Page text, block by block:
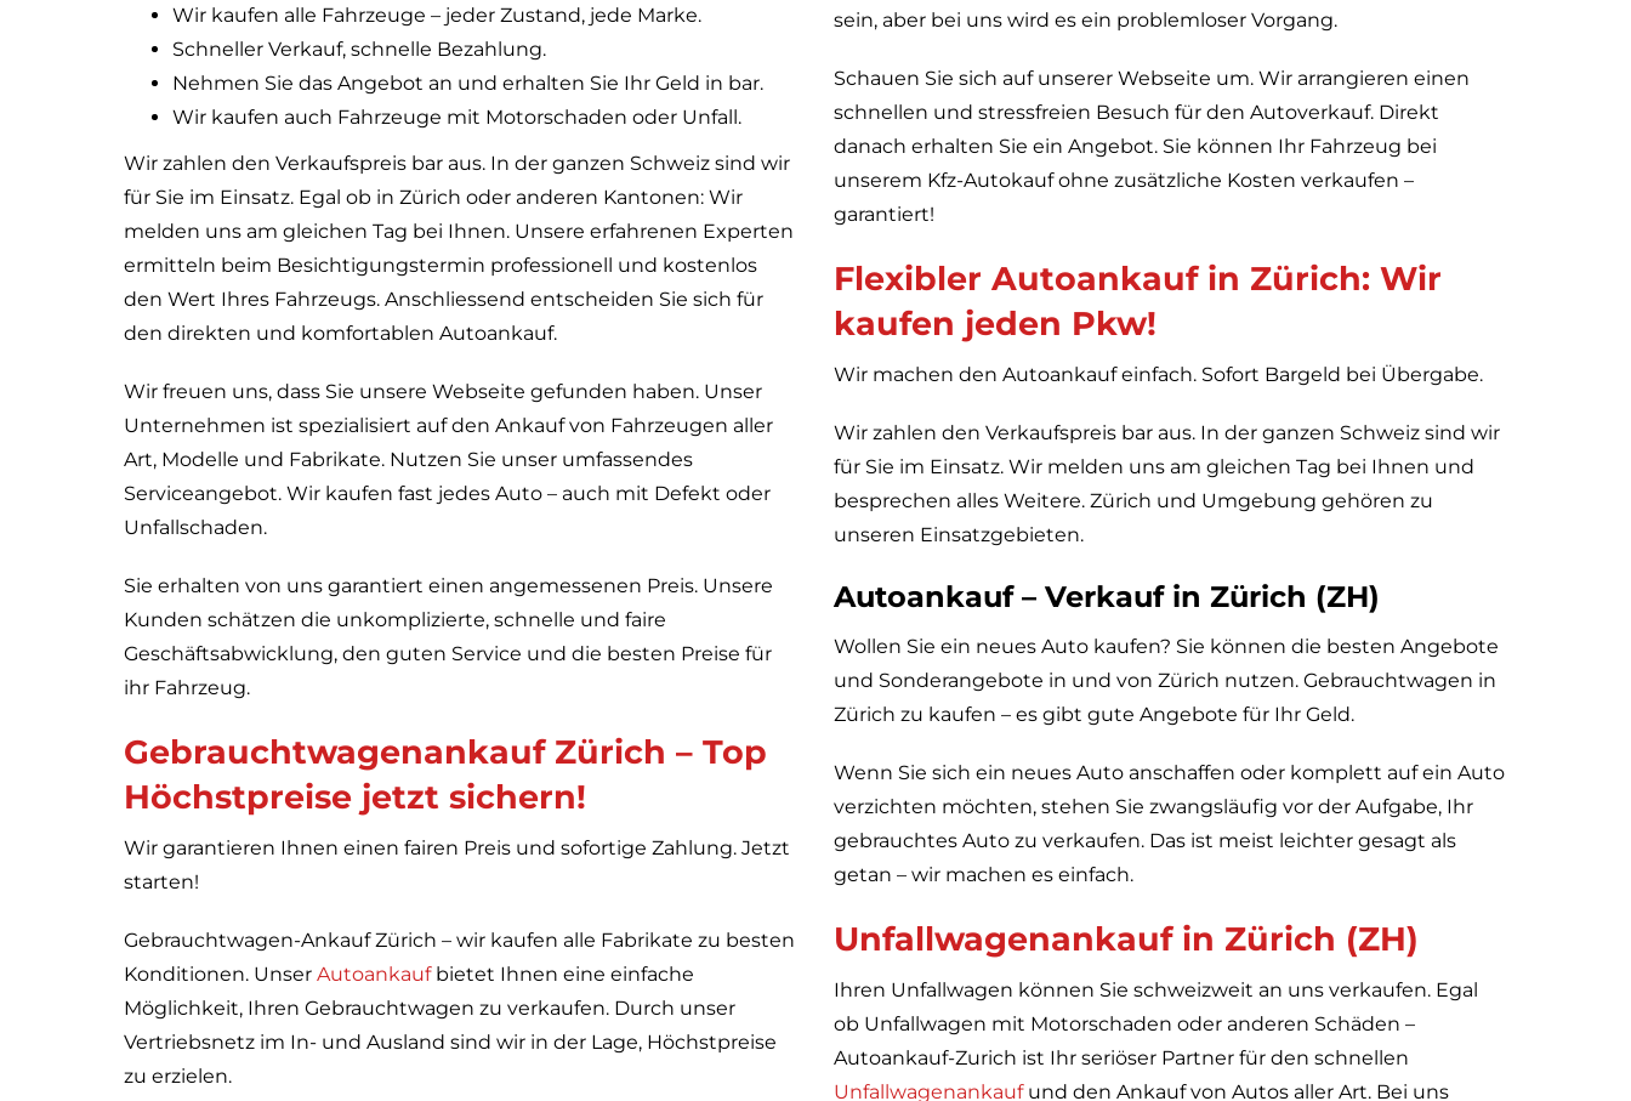
Wir kaufen alle Fahrzeuge – jeder Zustand, jede Marke.
Schneller Verkauf, schnelle Bezahlung.
Nehmen Sie das Angebot an und erhalten Sie Ihr Geld in bar.
Wir kaufen auch Fahrzeuge mit Motorschaden oder Unfall.
Wir zahlen den Verkaufspreis bar aus. In der ganzen Schweiz sind wir
für Sie im Einsatz. Egal ob in Zürich oder anderen Kantonen: Wir
melden uns am gleichen Tag bei Ihnen. Unsere erfahrenen Experten
ermitteln beim Besichtigungstermin professionell und kostenlos
den Wert Ihres Fahrzeugs. Anschliessend entscheiden Sie sich für
den direkten und komfortablen Autoankauf.
Wir freuen uns, dass Sie unsere Webseite gefunden haben. Unser
Unternehmen ist spezialisiert auf den Ankauf von Fahrzeugen aller
Art, Modelle und Fabrikate. Nutzen Sie unser umfassendes
Serviceangebot. Wir kaufen fast jedes Auto – auch mit Defekt oder
Unfallschaden.
Sie erhalten von uns garantiert einen angemessenen Preis. Unsere
Kunden schätzen die unkomplizierte, schnelle und faire
Geschäftsabwicklung, den guten Service und die besten Preise für
ihr Fahrzeug.
Gebrauchtwagenankauf Zürich – Top
Höchstpreise jetzt sichern!
Wir garantieren Ihnen einen fairen Preis und sofortige Zahlung. Jetzt
starten!
Gebrauchtwagen-Ankauf Zürich – wir kaufen alle Fabrikate zu besten
Konditionen. Unser Autoankaufbietet Ihnen eine einfache
Möglichkeit, Ihren Gebrauchtwagen zu verkaufen. Durch unser
Vertriebsnetz im In- und Ausland sind wir in der Lage, Höchstpreise
zu erzielen.
sein, aber bei uns wird es ein problemloser Vorgang.
Schauen Sie sich auf unserer Webseite um. Wir arrangieren einen
schnellen und stressfreien Besuch für den Autoverkauf. Direkt
danach erhalten Sie ein Angebot. Sie können Ihr Fahrzeug bei
unserem Kfz-Autokauf ohne zusätzliche Kosten verkaufen –
garantiert!
Flexibler Autoankauf in Zürich: Wir
kaufen jeden Pkw!
Wir machen den Autoankauf einfach. Sofort Bargeld bei Übergabe.
Wir zahlen den Verkaufspreis bar aus. In der ganzen Schweiz sind wir
für Sie im Einsatz. Wir melden uns am gleichen Tag bei Ihnen und
besprechen alles Weitere. Zürich und Umgebung gehören zu
unseren Einsatzgebieten.
Autoankauf – Verkauf in Zürich (ZH)
Wollen Sie ein neues Auto kaufen? Sie können die besten Angebote
und Sonderangebote in und von Zürich nutzen. Gebrauchtwagen in
Zürich zu kaufen – es gibt gute Angebote für Ihr Geld.
Wenn Sie sich ein neues Auto anschaffen oder komplett auf ein Auto
verzichten möchten, stehen Sie zwangsläufig vor der Aufgabe, Ihr
gebrauchtes Auto zu verkaufen. Das ist meist leichter gesagt als
getan – wir machen es einfach.
Unfallwagenankauf in Zürich (ZH)
Ihren Unfallwagen können Sie schweizweit an uns verkaufen. Egal
ob Unfallwagen mit Motorschaden oder anderen Schäden –
Autoankauf-Zurich ist Ihr seriöser Partner für den schnellen
Unfallwagenankaufund den Ankauf von Autos aller Art. Bei uns